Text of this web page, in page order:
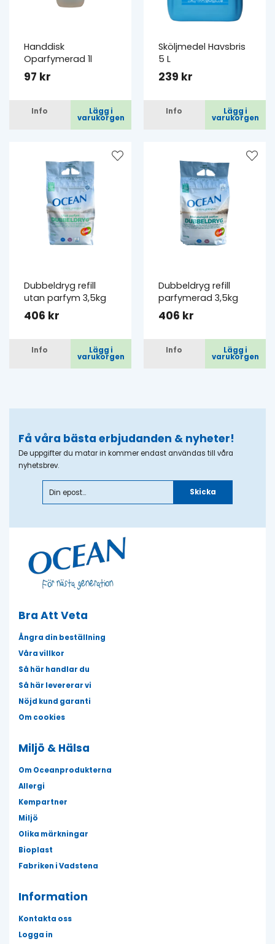
Handdisk
Oparfymerad 1l
97 kr
Info Lägg i
varukorgen
Sköljmedel Havsbris
5 L
239 kr
Info Lägg i
varukorgen
Dubbeldryg refill
utan parfym 3,5kg
406 kr
Info Lägg i
varukorgen
Dubbeldryg refill
parfymerad 3,5kg
406 kr
Info Lägg i
varukorgen
Få våra bästa erbjudanden & nyheter!
De uppgifter du matar in kommer endast användas till våra
nyhetsbrev.
Skicka
Bra Att Veta
Ångra din beställning
Våra villkor
Så här handlar du
Så här levererar vi
Nöjd kund garanti
Om cookies
Miljö & Hälsa
Om Oceanprodukterna
Allergi
Kempartner
Miljö
Olika märkningar
Bioplast
Fabriken i Vadstena
Information
Kontakta oss
Logga in